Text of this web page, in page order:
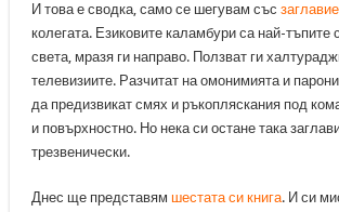
И това е сводка, само се шегувам със
колегата. Езиковите каламбури са най-тъпите
света, мразя ги направо. Ползват ги
телевизиите. Разчитат на омонимията и
да предизвикат смях и ръкопляскания под
и повърхностно. Но нека си остане така
трезвенически.
Днес ще представям шестата си книга. И си